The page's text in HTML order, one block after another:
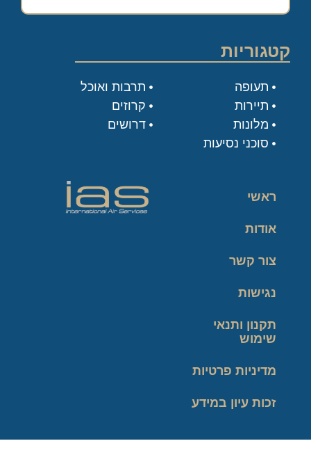
קטגוריות
תעופה
תיירות
מלונות
סוכני נסיעות
תרבות ואוכל
קרוזים
דרושים
ראשי
אודות
צור קשר
נגישות
תקנון ותנאי
שימוש
מדיניות פרטיות
זכות עיון במידע